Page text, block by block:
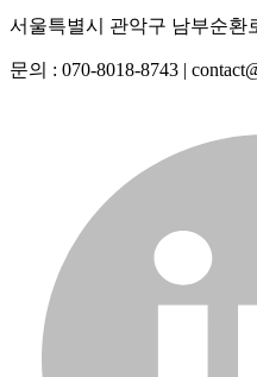
서울특별시 관악구 남부순환
문의 : 070-8018-8743 |